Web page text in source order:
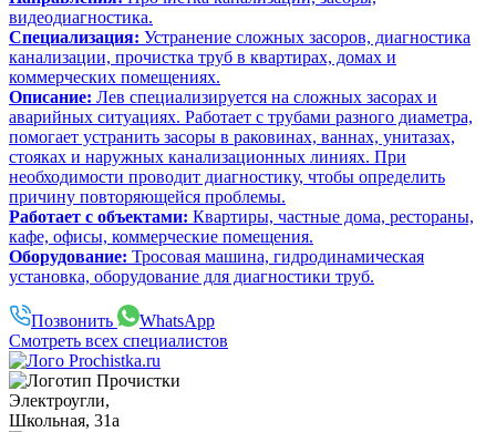
видеодиагностика.
Специализация: Устранение сложных засоров, диагностика
канализации, прочистка труб в квартирах, домах и
коммерческих помещениях.
Описание: Лев специализируется на сложных засорах и
аварийных ситуациях. Работает с трубами разного диаметра,
помогает устранить засоры в раковинах, ваннах, унитазах,
стояках и наружных канализационных линиях. При
необходимости проводит диагностику, чтобы определить
причину повторяющейся проблемы.
Работает с объектами: Квартиры, частные дома, рестораны,
кафе, офисы, коммерческие помещения.
Оборудование: Тросовая машина, гидродинамическая
установка, оборудование для диагностики труб.
Позвонить
WhatsApp
Смотреть всех специалистов
Электроугли,
Школьная, 31а